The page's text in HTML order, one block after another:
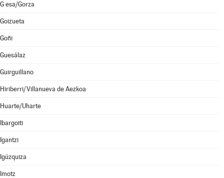
G esa/Gorza
Goizueta
Goñi
Guesálaz
Guirguillano
Hiriberri/Villanueva de Aezkoa
Huarte/Uharte
Ibargoiti
Igantzi
Igúzquiza
Imotz